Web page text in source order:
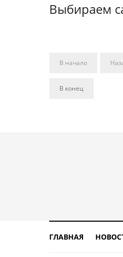
Выбираем
В начало
В конец
ГЛАВНАЯ